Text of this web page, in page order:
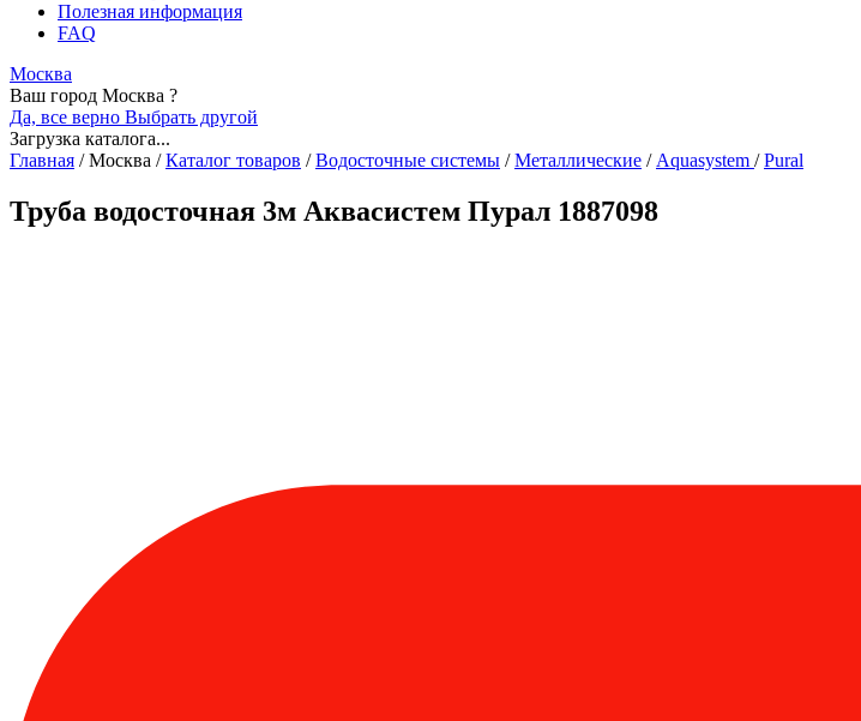
Полезная информация
FAQ
Москва
Ваш город Москва ?
Да, все верно Выбрать другой
Загрузка каталога...
Главная /Москва / Каталог товаров / Водосточные системы / Металлические / Aquasystem / Pural
Труба водосточная 3м Аквасистем Пурал 1887098